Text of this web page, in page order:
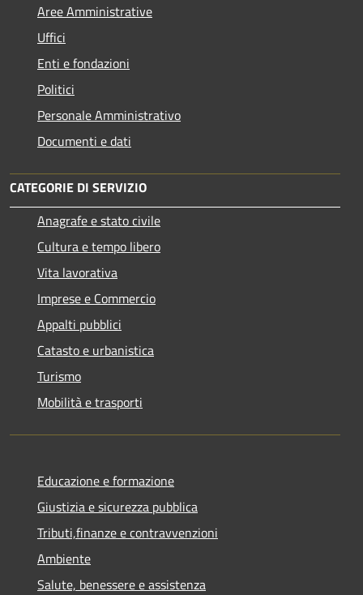
Aree Amministrative
Uffici
Enti e fondazioni
Politici
Personale Amministrativo
Documenti e dati
CATEGORIE DI SERVIZIO
Anagrafe e stato civile
Cultura e tempo libero
Vita lavorativa
Imprese e Commercio
Appalti pubblici
Catasto e urbanistica
Turismo
Mobilità e trasporti
Educazione e formazione
Giustizia e sicurezza pubblica
Tributi,finanze e contravvenzioni
Ambiente
Salute, benessere e assistenza